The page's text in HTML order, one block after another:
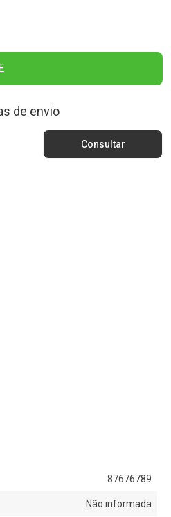
de envio
87676789
Não informada